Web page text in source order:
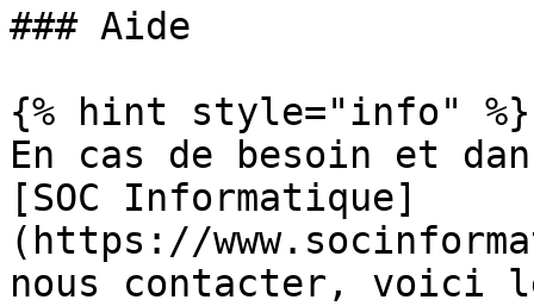
### Aide
{% hint style="info" %}
En cas de besoin et
[SOC Informatique]
(https://
nous contacter,